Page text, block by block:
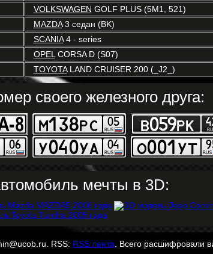
VOLKSWAGEN GOLF PLUS (5M1, 521)
MAZDA3 седан (BK)
SCANIA4 - series
OPEL CORSA D (S07)
TOYOTALAND CRUISER 200 (_J2_)
своего железного друга:
мечты в 3D:
RSS: RSS лента . Всего расшифровали